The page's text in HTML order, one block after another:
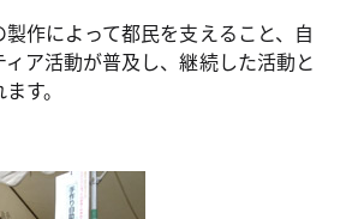
作によって都民を支えること、自
ア活動が普及し、継続した活動と
す。